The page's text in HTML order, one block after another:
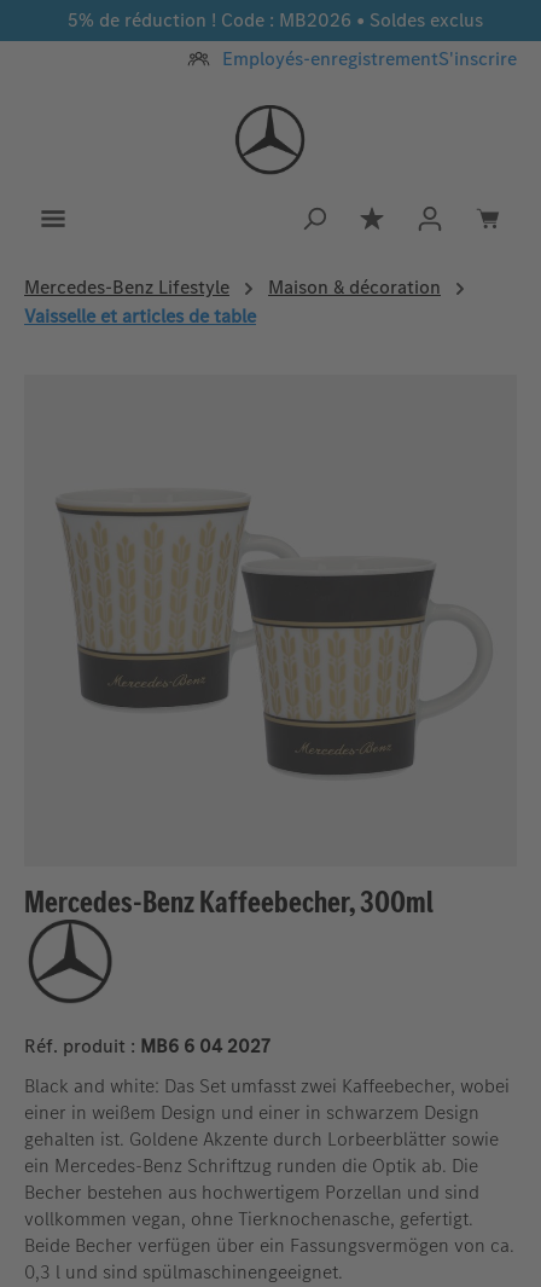
Passer au contenu principal
5% de réduction ! Code : MB2026 • Soldes exclus
Employés-enregistrementS'inscrire
Vous avez 0
Mercedes‑Benz Lifestyle
Maison & décoration
Vaisselle et articles de table
Mercedes-Benz Kaffeebecher, 300ml
Réf. produit : MB6 6 04 2027
Black and white: Das Set umfasst zwei Kaffeebecher, wobei
einer in weißem Design und einer in schwarzem Design
gehalten ist. Goldene Akzente durch Lorbeerblätter sowie
ein Mercedes-Benz Schriftzug runden die Optik ab. Die
Becher bestehen aus hochwertigem Porzellan und sind
vollkommen vegan, ohne Tierknochenasche, gefertigt.
Beide Becher verfügen über ein Fassungsvermögen von ca.
0,3 l und sind spülmaschinengeeignet.